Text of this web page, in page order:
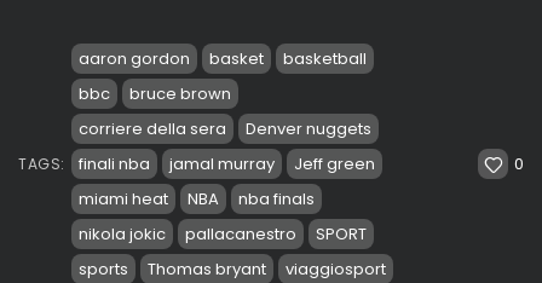
TAGS:
aaron gordon basket
basketball
bbc
bruce brown
corriere della sera
Denver nuggets
finali nba
jamal murray
Jeff green
miami heat
NBA
nba finals
nikola jokic
pallacanestro
SPORT
sports
Thomas bryant viaggiosport
0